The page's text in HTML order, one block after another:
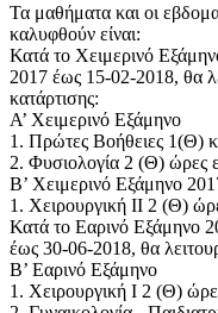
Τα μαθήματα και οι
καλυφθούν είναι:
Κατά το Χειμερινό
2017 έως 15-02-2018, θα
κατάρτισης:
Α’ Χειμερινό Εξάμηνο
1. Πρώτες Βοήθειες 1(Θ)
2. Φυσιολογία 2 (Θ) ώρες
Β’ Χειμερινό Εξάμηνο
1. Χειρουργική ΙΙ 2 (Θ)
Κατά το Εαρινό Εξάμηνο
έως 30-06-2018, θα
Β’ Εαρινό Εξάμηνο
1. Χειρουργική Ι 2 (Θ)